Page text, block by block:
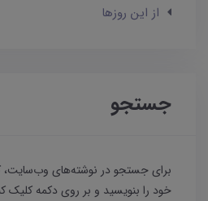
از این روزها
جستجو
برای جستجو در نوشته‌های وب‌سایت،
خود را بنویسید و بر روی دکمه کلیک